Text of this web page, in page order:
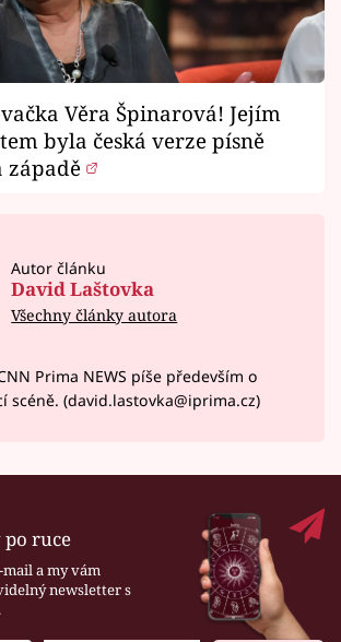
Věra Špinarová! Jejím
byla česká verze písně
západě
Autor článku
David Laštovka
Všechny články autora
Prima NEWS píše především o
scéně. (david.lastovka@iprima.cz)
ruce
mail a my vám
newsletter s